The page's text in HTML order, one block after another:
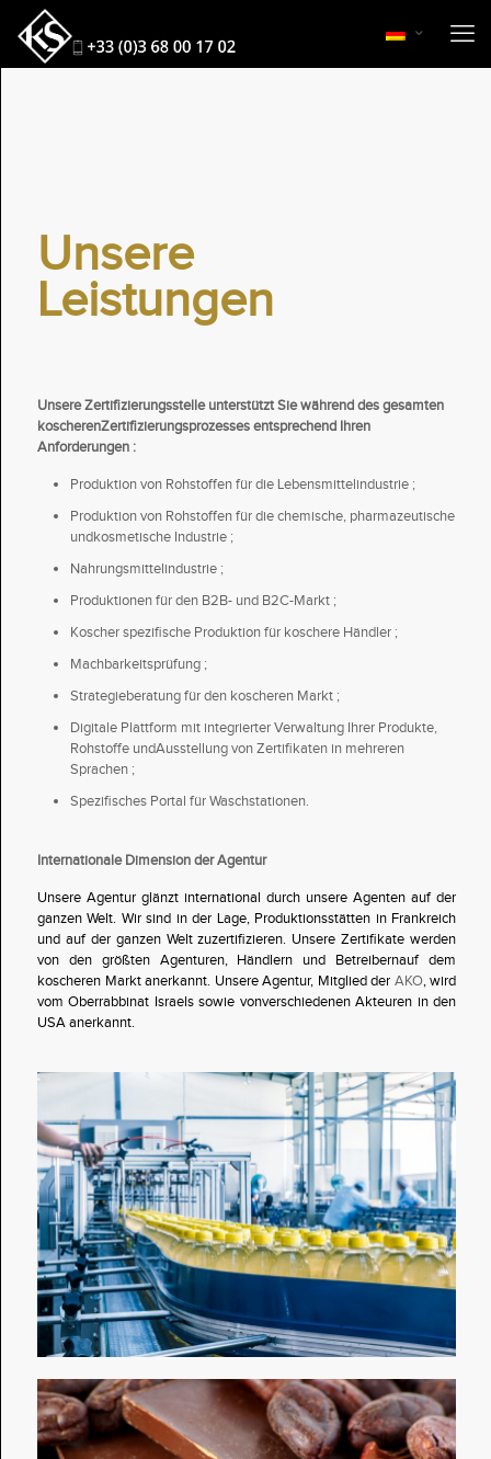
Unsere
Leistungen
Unsere Zertifizierungsstelle unterstützt Sie während des gesamten
koscherenZertifizierungsprozesses entsprechend Ihren
Anforderungen :
Produktion von Rohstoffen für die Lebensmittelindustrie ;
Produktion von Rohstoffen für die chemische, pharmazeutische
undkosmetische Industrie ;
Nahrungsmittelindustrie ;
Produktionen für den B2B- und B2C-Markt ;
Koscher spezifische Produktion für koschere Händler ;
Machbarkeitsprüfung ;
Strategieberatung für den koscheren Markt ;
Digitale Plattform mit integrierter Verwaltung Ihrer Produkte,
Rohstoffe undAusstellung von Zertifikaten in mehreren
Sprachen ;
Spezifisches Portal für Waschstationen.
Internationale Dimension der Agentur
Unsere Agentur glänzt international durch unsere Agenten auf der
ganzen Welt. Wir sind in der Lage, Produktionsstätten in Frankreich
und auf der ganzen Welt zuzertifizieren. Unsere Zertifikate werden
von den größten Agenturen, Händlern und Betreibernauf dem
koscheren Markt anerkannt. Unsere Agentur, Mitglied der AKO, wird
vom Oberrabbinat Israels sowie vonverschiedenen Akteuren in den
USA anerkannt.